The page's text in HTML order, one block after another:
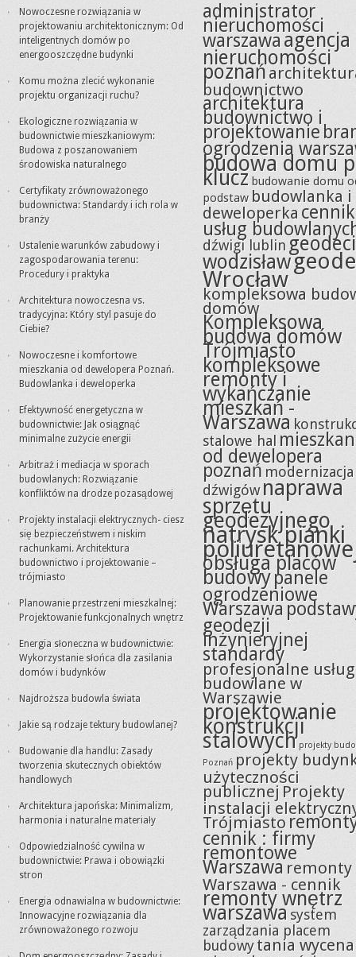
Nowoczesne rozwiązania w
projektowaniu architektonicznym: Od
inteligentnych domów po
energooszczędne budynki
Komu można zlecić wykonanie
projektu organizacji ruchu?
Ekologiczne rozwiązania w
budownictwie mieszkaniowym:
Budowa z poszanowaniem
środowiska naturalnego
Certyfikaty zrównoważonego
budownictwa: Standardy i ich rola w
branży
Ustalenie warunków zabudowy i
zagospodarowania terenu:
Procedury i praktyka
Architektura nowoczesna vs.
tradycyjna: Który styl pasuje do
Ciebie?
Nowoczesne i komfortowe
mieszkania od dewelopera Poznań.
Budowlanka i deweloperka
Efektywność energetyczna w
budownictwie: Jak osiągnąć
minimalne zużycie energii
Arbitraż i mediacja w sporach
budowlanych: Rozwiązanie
konfliktów na drodze pozasądowej
Projekty instalacji elektrycznych- ciesz
się bezpieczeństwem i niskim
rachunkami. Architektura
budownictwo i projektowanie –
trójmiasto
Planowanie przestrzeni mieszkalnej:
Projektowanie funkcjonalnych wnętrz
Energia słoneczna w budownictwie:
Wykorzystanie słońca dla zasilania
domów i budynków
Najdroższa budowla świata
Jakie są rodzaje tektury budowlanej?
Budowanie dla handlu: Zasady
tworzenia skutecznych obiektów
handlowych
Architektura japońska: Minimalizm,
harmonia i naturalne materiały
Odpowiedzialność cywilna w
budownictwie: Prawa i obowiązki
stron
Energia odnawialna w budownictwie:
Innowacyjne rozwiązania dla
zrównoważonego rozwoju
administrator
nieruchomości
warszawaagencja
nieruchomości
poznań
budownictwo
architektura
budownictwo i
projektowanie
ogrodzenia
budowa domu
klucz budowanie domu
podstaw budowlanka i
deweloperka cennik
usług
dźwigi lublingeodeci
wodzisław
Wrocław
kompleksowa
domów
Kompleksowa
budowa domów
Trójmiasto
kompleksowe
remonty i
wykańczanie
mieszkań -
Warszawa
stalowe hal
od dewelopera
poznań modernizacja
dźwigów naprawa
sprzętu
geodezyjnego
natrysk pianki
obsługa placów
budowypanele
ogrodzeniowe
Warszawa
geodezji
inżynieryjnej
standardy
profesjonalne
budowlane w
Warszawie
projektowanie
konstrukcji
stalowych projekty
Poznań projekty
użyteczności
publicznej Projekty
instalacji
Trójmiasto
cennik : firmy
remontowe
Warszawa remonty
Warszawa - cennik
remonty wnętrz
warszawasystem
zarządzania placem
budowytania wycena